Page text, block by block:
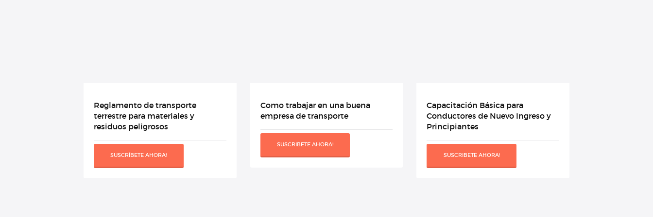
Reglamento de transporte
terrestre para materiales y
residuos peligrosos
SUSCRÍBETE AHORA!
Como trabajar en una buena
empresa de transporte
SUSCRIBETE AHORA!
Capacitación Básica para
Conductores de Nuevo Ingreso y
Principiantes
SUSCRIBETE AHORA!